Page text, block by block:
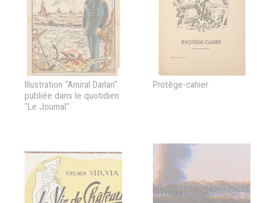
Illustration "Amiral Darlan"
publiée dans le quotidien
"Le Journal"
Protège-cahier